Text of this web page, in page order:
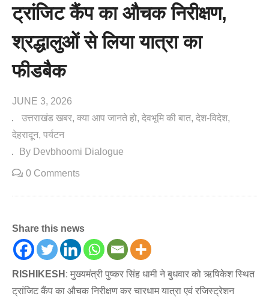
ट्रांजिट कैंप का औचक निरीक्षण,
श्रद्धालुओं से लिया यात्रा का
फीडबैक
JUNE 3, 2026
उत्तराखंड खबर क्या आप जानते हो देवभूमि की बात देश-विदेश
देहरादून पर्यटन
By Devbhoomi Dialogue
0 Comments
Share this news
RISHIKESH : मुख्यमंत्री पुष्कर सिंह धामी ने बुधवार को ऋषिकेश स्थित
ट्रांजिट कैंप का औचक निरीक्षण कर चारधाम यात्रा एवं रजिस्ट्रेशन